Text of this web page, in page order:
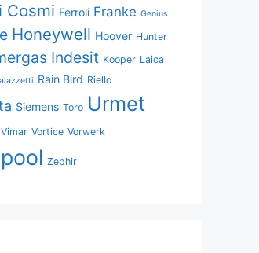
Cosmi Ferroli Franke Genius
Honeywell Hoover Hunter
Indesit Kooper Laica
Rain Bird Riello
Siemens Toro Urmet
Vimar Vortice Vorwerk
Zephir